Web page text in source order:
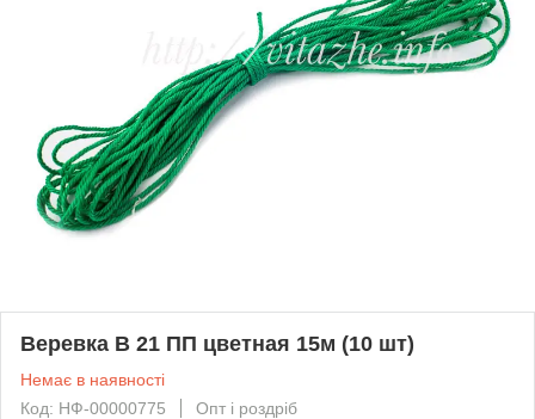
Веревка В 21 ПП цветная 15м (10 шт)
Немає в наявності
Код: НФ-00000775
Опт і роздріб